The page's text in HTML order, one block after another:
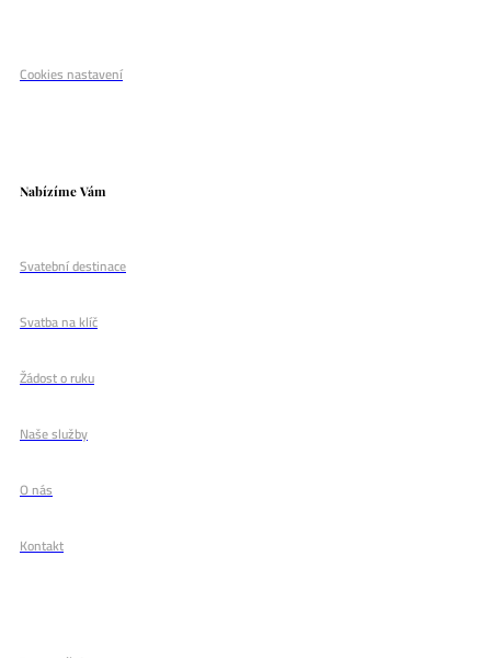
Cookies nastavení
Nabízíme Vám
Svatební destinace
Svatba na klíč
Žádost o ruku
Naše služby
O nás
Kontakt